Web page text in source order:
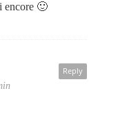
encore 🙂
Reply